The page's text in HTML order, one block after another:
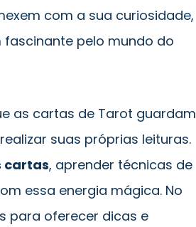
com a sua curiosidade,
pelo mundo do
as cartas de Tarot guardam
suas próprias leituras.
cartas, aprender técnicas de
essa energia mágica. No
para oferecer dicas e